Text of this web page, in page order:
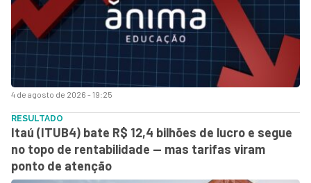
4 de agosto de 2026 - 19:25
RESULTADO
Itaú (ITUB4) bate R$ 12,4 bilhões de lucro e segue
no topo de rentabilidade — mas tarifas viram
ponto de atenção